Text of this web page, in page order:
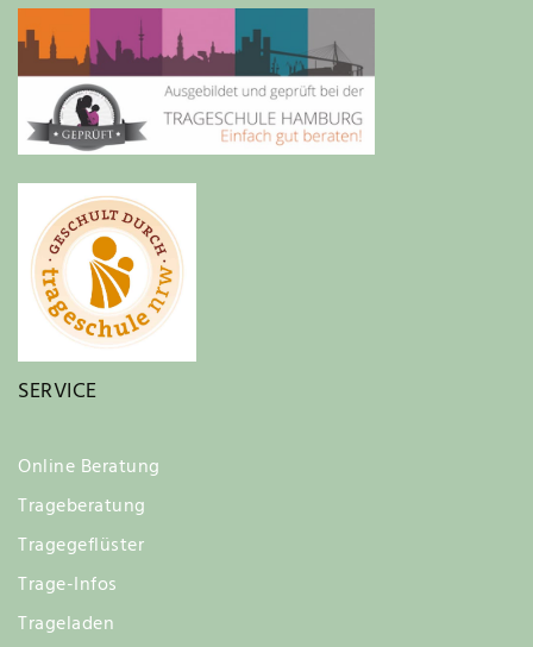
SERVICE
Online Beratung
Trageberatung
Tragegeflüster
Trage-Infos
Trageladen